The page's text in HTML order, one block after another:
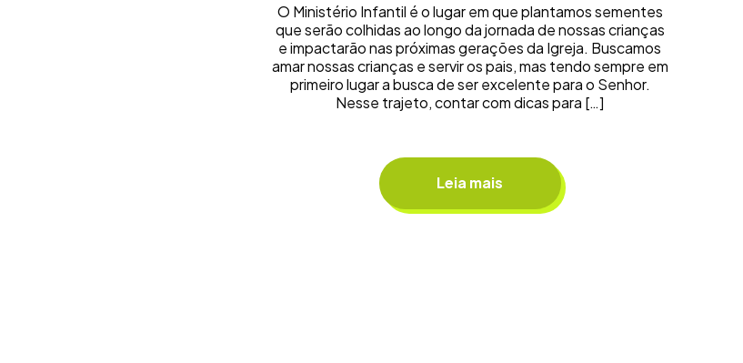
O Ministério Infantil é o lugar em que plantamos sementes
que serão colhidas ao longo da jornada de nossas crianças
e impactarão nas próximas gerações da Igreja. Buscamos
amar nossas crianças e servir os pais, mas tendo sempre em
primeiro lugar a busca de ser excelente para o Senhor.
Nesse trajeto, contar com dicas para […]
Leia mais